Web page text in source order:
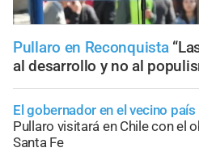
Pullaro en Reconquista
al desarrollo y no al
El gobernador en el vecino país
Pullaro visitará en Chile con el
Santa Fe